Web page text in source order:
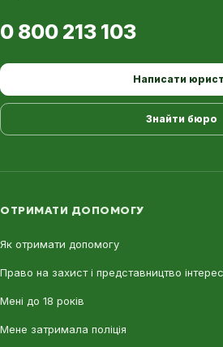
0 800 213 103
Написати
Знайти бюро
ОТРИМАТИ ДОПОМОГУ
Як отримати допомогу
Право на захист і представництво
Мені до 18 років
Мене затримала поліція